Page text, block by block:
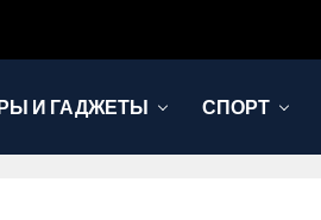
И ГАДЖЕТЫ СПОРТ